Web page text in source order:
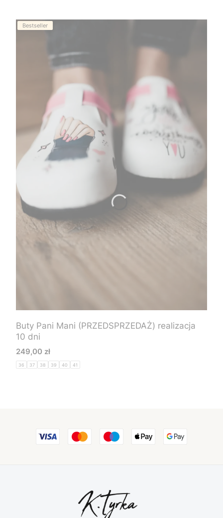
Bestseller
Buty Pani Mani (PRZEDSPRZEDAŻ) realizacja
10 dni
Cena
249,00 zł
36 37 38 39 40 41